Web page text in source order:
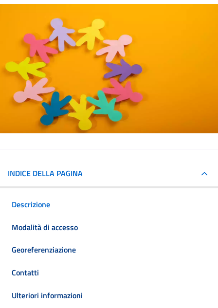
INDICE DELLA PAGINA
Descrizione
Modalità di accesso
Georeferenziazione
Contatti
Ulteriori informazioni